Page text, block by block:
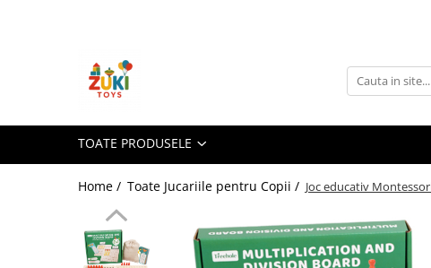
Toate Produsele
Jucarii pentru calatorii
Recomandari Zuki
Cadouri pentru Copii
Cadouri Aniversare
Cadouri de Sarbatori
Cadouri dupa Buget
TOATE PRODUSELE
Home / Toate Jucariile pentru Copii / Joc educativ